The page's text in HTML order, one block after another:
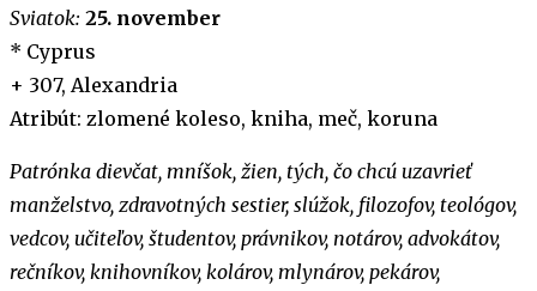
Sviatok: 25. november
* Cyprus
+ 307, Alexandria
Atribút: zlomené koleso, kniha, meč, koruna
Patrónka dievčat, mníšok, žien, tých, čo chcú uzavrieť
manželstvo, zdravotných sestier, slúžok, filozofov, teológov,
vedcov, učiteľov, študentov, právnikov, notárov, advokátov,
rečníkov, knihovníkov, kolárov, mlynárov, pekárov,